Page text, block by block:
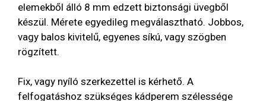
elemekből álló 8 mm edzett biztonsági üvegből
készül. Mérete egyedileg megválasztható. Jobbos,
vagy balos kivitelű, egyenes síkú, vagy szögben
rögzített.
Fix, vagy nyíló szerkezettel is kérhető. A
felfogatáshoz szükséges kádperem szélessége